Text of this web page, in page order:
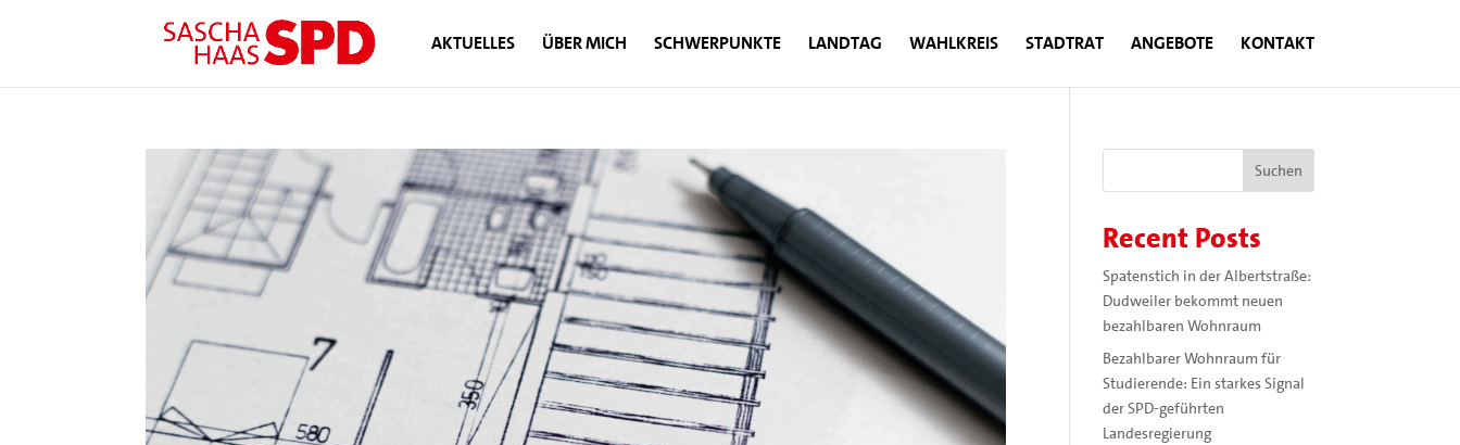
AKTUELLES ÜBER MICH SCHWERPUNKTE LANDTAG WAHLKREIS STADTRAT ANGEBOTE KONTAKT
Suchen
Recent Posts
Spatenstich in der Albertstraße:
Dudweiler bekommt neuen
bezahlbaren Wohnraum
Bezahlbarer Wohnraum für
Studierende: Ein starkes Signal
der SPD-geführten
Landesregierung